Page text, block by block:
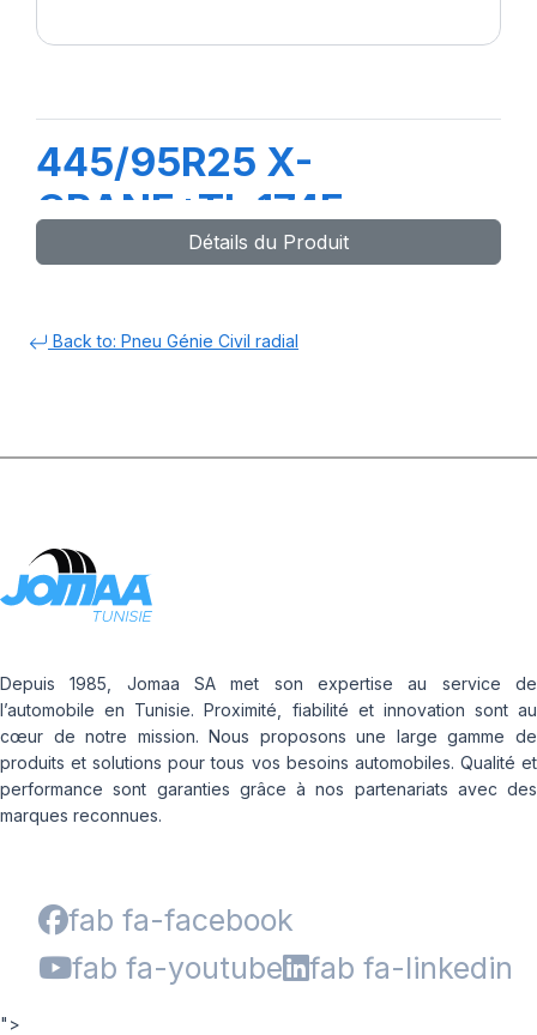
445/95R25 X-
CRANE+TL 174F
Détails du Produit
Back to: Pneu Génie Civil radial
Depuis 1985, Jomaa SA met son expertise au service de
l’automobile en Tunisie. Proximité, fiabilité et innovation sont au
cœur de notre mission. Nous proposons une large gamme de
produits et solutions pour tous vos besoins automobiles. Qualité et
performance sont garanties grâce à nos partenariats avec des
marques reconnues.
fab fa-facebook
fab fa-youtube
fab fa-linkedin
">